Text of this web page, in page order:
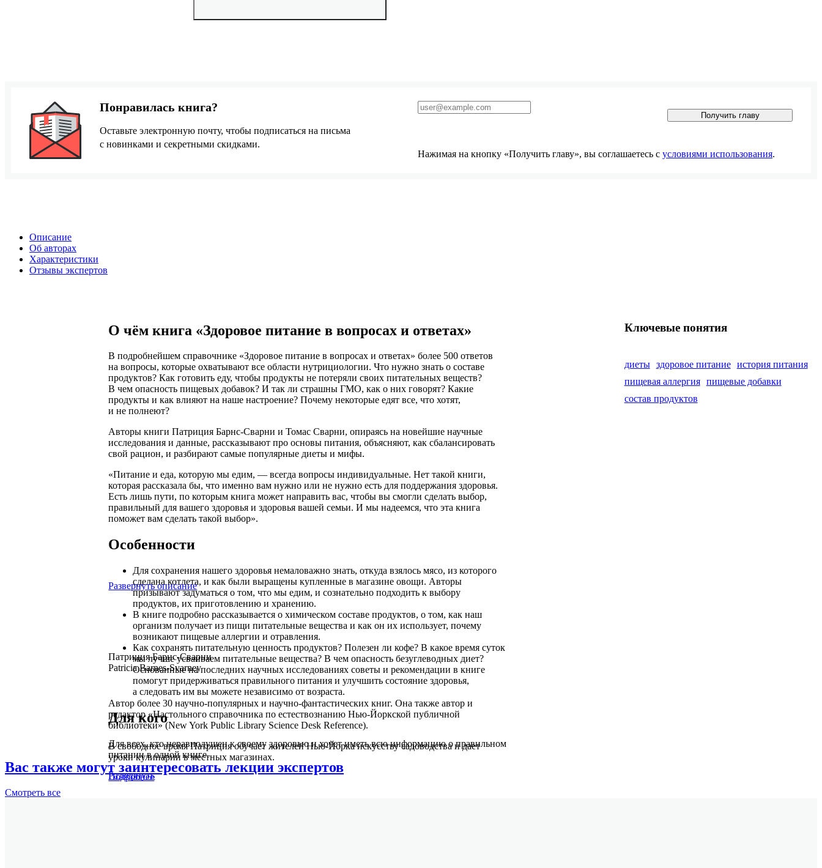
Описание
Об авторах
Характеристики
Отзывы экспертов
О чём книга «Здоровое питание в вопросах и ответах»
В подробнейшем справочнике «Здоровое питание в вопросах и ответах» более 500 ответов
на вопросы, которые охватывают все области нутрициологии. Что нужно знать о составе
продуктов? Как готовить еду, чтобы продукты не потеряли своих питательных веществ?
В чем опасность пищевых добавок? И так ли страшны ГМО, как о них говорят? Какие
продукты и как влияют на наше настроение? Почему некоторые едят все, что хотят,
и не полнеют?
Авторы книги Патриция Барнс-Сварни и Томас Сварни, опираясь на новейшие научные
исследования и данные, рассказывают про основы питания, объясняют, как сбалансировать
свой рацион, и разбирают самые популярные диеты и мифы.
«Питание и еда, которую мы едим, — всегда вопросы индивидуальные. Нет такой книги,
которая рассказала бы, что именно вам нужно или не нужно есть для поддержания здоровья.
Есть лишь пути, по которым книга может направить вас, чтобы вы смогли сделать выбор,
правильный для вашего здоровья и здоровья вашей семьи. И мы надеемся, что эта книга
поможет вам сделать такой выбор».
Особенности
Для сохранения нашего здоровья немаловажно знать, откуда взялось мясо, из которого
сделана котлета, и как были выращены купленные в магазине овощи. Авторы
призывают задуматься о том, что мы едим, и сознательно подходить к выбору
продуктов, их приготовлению и хранению.
В книге подробно рассказывается о химическом составе продуктов, о том, как наш
организм получает из пищи питательные вещества и как он их использует, почему
возникают пищевые аллергии и отравления.
Как сохранять питательную ценность продуктов? Полезен ли кофе? В какое время суток
мы лучше усваиваем питательные вещества? В чем опасность безуглеводных диет?
Основанные на последних научных исследованиях советы и рекомендации в книге
помогут придерживаться правильного питания и улучшить состояние здоровья,
а следовать им вы можете независимо от возраста.
Для кого
Для всех, кто неравнодушен к своему здоровью и хочет иметь всю информацию о правильном
питании в одной книге.
Развернуть
Развернуть описание
Ключевые понятия
диеты здоровое питание
история питания
пищевая аллергия
пищевые добавки
состав продуктов
Патриция Барнс-Сварни
Patricia Barnes-Svarney
Автор более 30 научно-популярных и научно-фантастических книг. Она также автор и
редактор «Настольного справочника по естествознанию Нью-Йоркской публичной
библиотеки» (New York Public Library Science Desk Reference).
В свободное время Патриция обучает жителей Нью-Йорка искусству садоводства и дает
уроки кулинарии в местных магазинах.
Подробнее
Понравилась книга?
Оставьте электронную почту, чтобы подписаться на письма
с новинками и секретными скидками.
Получить главу
Нажимая на кнопку «Получить главу», вы соглашаетесь с условиями использования.
Вас также могут заинтересовать лекции экспертов
Смотреть все